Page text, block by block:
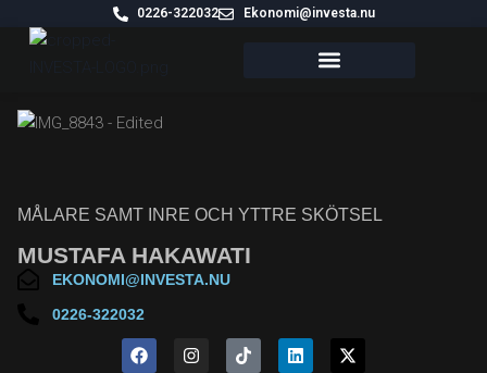
0226-322032 Ekonomi@investa.nu
MÅLARE SAMT INRE OCH YTTRE SKÖTSEL
MUSTAFA HAKAWATI
EKONOMI@INVESTA.NU
0226-322032